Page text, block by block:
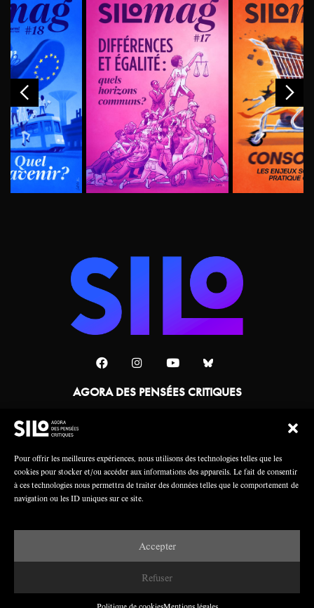
Pour offrir les meilleures expériences, nous utilisons des technologies telles que les
cookies pour stocker et/ou accéder aux informations des appareils. Le fait de consentir
à ces technologies nous permettra de traiter des données telles que le comportement de
navigation ou les ID uniques sur ce site.
Accepter
Refuser
AGORA DES PENSÉES CRITIQUES